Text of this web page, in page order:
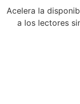
Acelera la
a los lectores